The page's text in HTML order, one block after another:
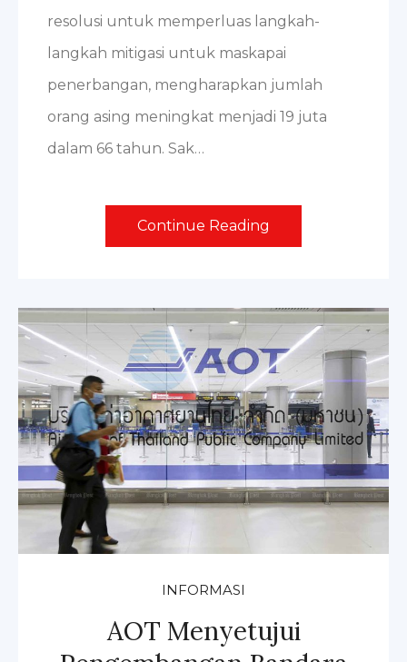
resolusi untuk memperluas langkah-
langkah mitigasi untuk maskapai
penerbangan, mengharapkan jumlah
orang asing meningkat menjadi 19 juta
dalam 66 tahun. Sak…
Continue Reading
INFORMASI
AOT Menyetujui